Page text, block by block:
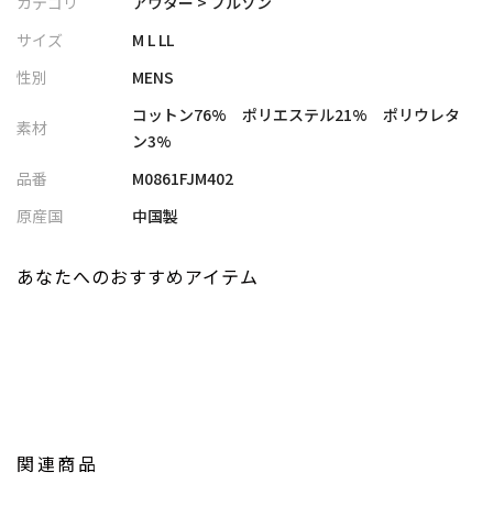
・重ね着をしても窮屈さを感じさせないストレッチ素材
・程良い厚みとしっかりとした風合い
■スタイリング
との相性が良くロングシーズン着用いただけます
▼Instagram：@unionstation_official
サイズ
M L LL
性別
MENS
素材
コットン76% ポリエステル21% ポリウレタ
ン3%
品番
M0861FJM402
原産国
中国製
関連商品
あなたへのおすすめアイテム